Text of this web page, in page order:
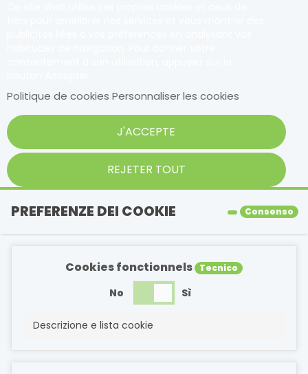
Politique de cookies Personnaliser les cookies
REJETER TOUT
J'ACCEPTE
PREFERENZE DEI COOKIE Consenso
Cookies fonctionnels Tecnico
No Sì
Descrizione e lista cookie